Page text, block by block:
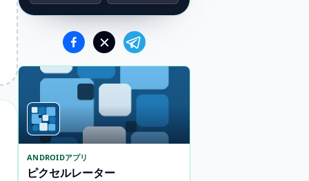
ANDROIDアプリ
ピクセルレーター